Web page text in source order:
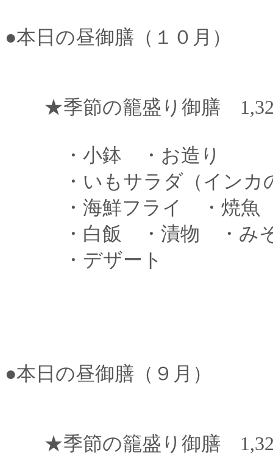
●本日の昼御膳（１０月）
★季節の籠盛り御膳
・小鉢 ・お造り
・いもサラダ（インカ
・海鮮フライ ・焼魚
・白飯 ・漬物 ・み
・デザート
●本日の昼御膳（９月）
★季節の籠盛り御膳